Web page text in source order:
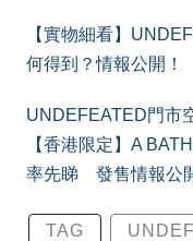
【實物細看】
何得到？情報公開！
UNDEFEATED門市
【香港限定】A
率先睇 發售情報公
TAG